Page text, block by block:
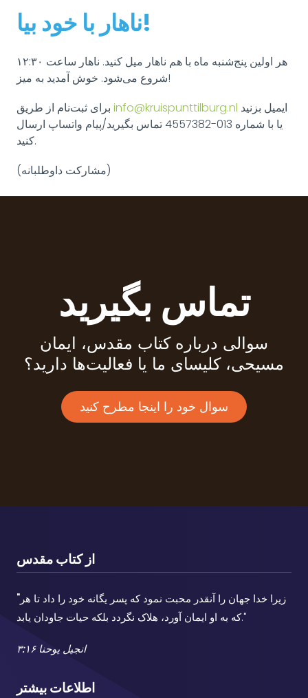
ناهار با خود بیا!
هر اولین پنج‌شنبه ماه با هم ناهار میل کنید. ناهار ساعت ۱۲:۳۰
شروع می‌شود. خوش آمدید به میز!
info@kruispunttilburg.nl
یا با شماره 013-4557382 تماس بگیرید/پیام واتساپ ارسال
کنید.
(مشارکت داوطلبانه)
تماس بگیرید
سوالی درباره کتاب مقدس، ایمان
مسیحی، کلیسای ما یا فعالیت‌ها دارید؟
سوال خود را اینجا مطرح کنید
از کتاب مقدس
"زیرا خدا جهان را آنقدر محبت نمود که پسر یگانه خود را داد تا هر
که به او ایمان آورد، هلاک نگردد بلکه حیات جاودان یابد."
انجیل یوحنا ۳:۱۶
اطلاعات بیشتر